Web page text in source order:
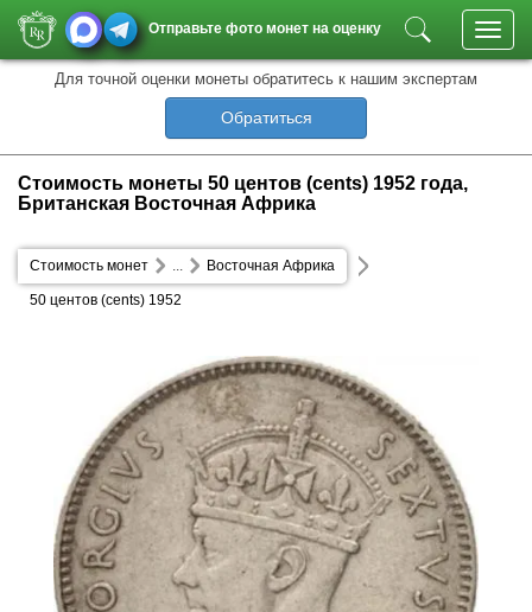
Отправьте фото монет на оценку
Для точной оценки монеты обратитесь к нашим экспертам
Обратиться
Стоимость монеты 50 центов (cents) 1952 года,
Британская Восточная Африка
Стоимость монет Восточная Африка
...
50 центов (cents) 1952